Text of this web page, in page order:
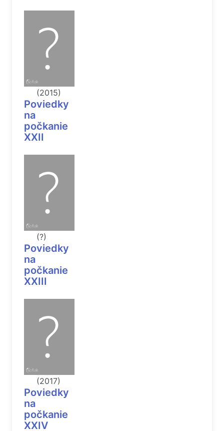
(2015)
Poviedky
na
počkanie
XXII
(?)
Poviedky
na
počkanie
XXIII
(2017)
Poviedky
na
počkanie
XXIV